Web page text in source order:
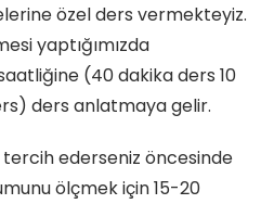
özel ders vermekteyiz.
yaptığımızda
(40 dakika ders 10
ders anlatmaya gelir.
ederseniz öncesinde
ölçmek için 15-20